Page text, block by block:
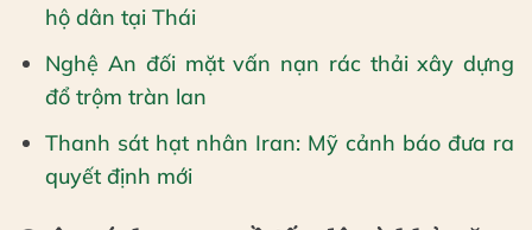
hộ dân tại Thái
Nghệ An đối mặt vấn nạn rác thải xây dựng
đổ trộm tràn lan
Thanh sát hạt nhân Iran: Mỹ cảnh báo đưa ra
quyết định mới